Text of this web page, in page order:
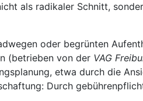
als radikaler Schnitt,
oder begrünten
(betrieben von der VAG
etwa durch die
Durch